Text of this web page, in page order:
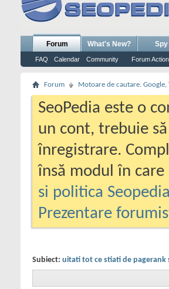
Forum
FAQ Calendar Community Forum
What's New? Spy
Forum Motoare de cautare. Google,
SeoPedia este o
un cont, trebuie
înregistrare.
însă modul în
si politica Seopedia
Prezentare
Subiect: uitati tot ce stiati de pagerank